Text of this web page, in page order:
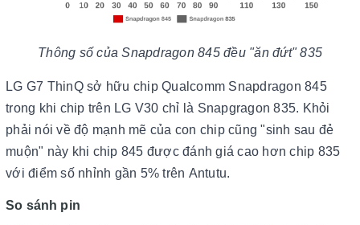
Thông số của Snapdragon 845 đều "ăn đứt" 835
LG G7 ThinQ sở hữu chip Qualcomm Snapdragon 845
trong khi chip trên LG V30 chỉ là Snapgragon 835. Khỏi
phải nói về độ mạnh mẽ của con chip cũng "sinh sau đẻ
muộn" này khi chip 845 được đánh giá cao hơn chip 835
với điểm số nhỉnh gần 5% trên Antutu.
So sánh pin